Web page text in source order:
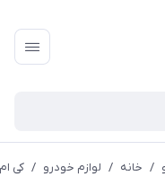
/ خانه / لوازم خودرو / کی